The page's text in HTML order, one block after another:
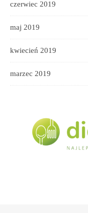
czerwiec 2019
maj 2019
kwiecień 2019
marzec 2019